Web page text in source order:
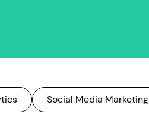
Social Media Marketing